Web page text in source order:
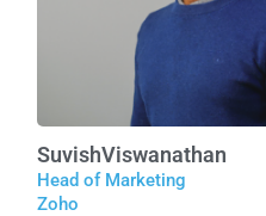
SuvishViswanathan
Head of Marketing
Zoho